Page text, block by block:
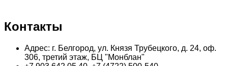
Контакты
Адрес: г. Белгород, ул. Князя Трубецкого, д. 24, оф.
306, третий этаж, БЦ "Монблан"